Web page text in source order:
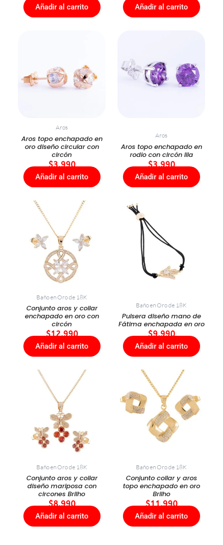
Añadir al carrito Añadir al carrito
Aros
Aros topo enchapado en
oro diseño circular con
circón
$3.990
Añadir al carrito
Aros
Aros topo enchapado en
rodio con circón lila
$3.990
Añadir al carrito
Baño en Oro de 18K
Conjunto aros y collar
enchapado en oro con
circón
$12.990
Añadir al carrito
Baño en Oro de 18K
Pulsera diseño mano de
Fátima enchapada en oro
$9.990
Añadir al carrito
Baño en Oro de 18K
Conjunto aros y collar
diseño mariposa con
circones Brilho
$8.990
Añadir al carrito
Baño en Oro de 18K
Conjunto collar y aros
topo enchapado en oro
Brilho
$11.990
Añadir al carrito